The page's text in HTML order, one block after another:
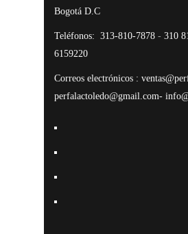
Bogotá D.C
Teléfonos: 313-810-7878 - 310
6159220
Correos electrónicos :
perfalactoledo@gmail.com-